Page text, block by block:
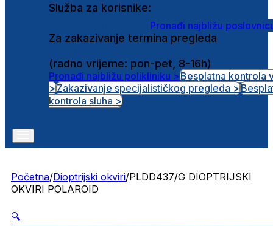
Služba za korisnike:
Pronađi najbližu
Za zakazivanje termina pregleda
(radno vrijeme: pon-pet, 8-16h)
Pronađi najbližu polikliniku >Besplatna kontrola
>Zakazivanje specijalističkog pregleda >
kontrola sluha >
Početna/Dioptrijski okviri/PLDD437/G DIOPTRIJSKI
OKVIRI POLAROID
🔍